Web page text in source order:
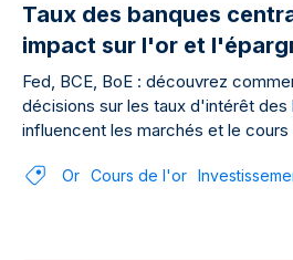
Taux des banques
impact sur l'or et
Fed, BCE, BoE : découvrez
décisions sur les taux d'intérêt des
influencent les marchés et le cours
Or Cours de l'or